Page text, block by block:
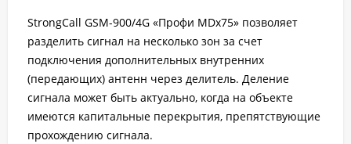
StrongCall GSM-900/4G «Профи MDх75» позволяет
разделить сигнал на несколько зон за счет
подключения дополнительных внутренних
(передающих) антенн через делитель. Деление
сигнала может быть актуально, когда на объекте
имеются капитальные перекрытия, препятствующие
прохождению сигнала.